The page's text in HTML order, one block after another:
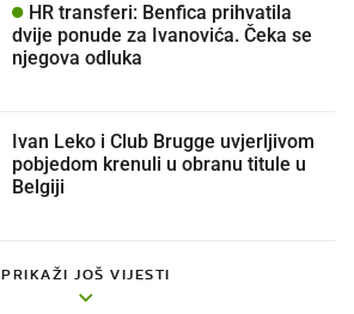
HR transferi: Benfica prihvatila
dvije ponude za Ivanovića. Čeka se
njegova odluka
Ivan Leko i Club Brugge uvjerljivom
pobjedom krenuli u obranu titule u
Belgiji
PRIKAŽI JOŠ VIJESTI